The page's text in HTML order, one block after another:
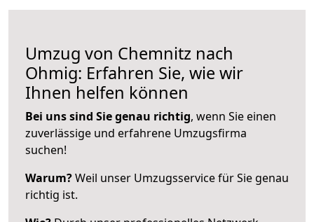
Umzug von Chemnitz nach
Ohmig: Erfahren Sie, wie wir
Ihnen helfen können
Bei uns sind Sie genau richtig, wenn Sie einen
zuverlässige und erfahrene Umzugsfirma
suchen!
Warum?Weil unser Umzugsservice für Sie genau
richtig ist.